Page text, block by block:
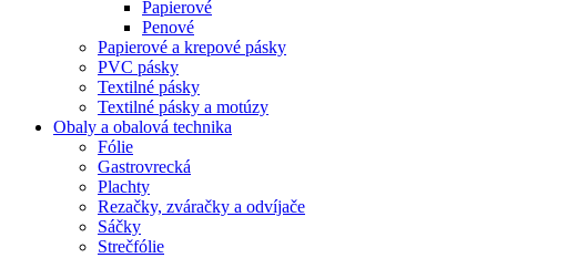
Papierové
Penové
Papierové a krepové pásky
PVC pásky
Textilné pásky
Textilné pásky a motúzy
Obaly a obalová technika
Fólie
Gastrovrecká
Plachty
Rezačky, zváračky a odvíjače
Sáčky
Strečfólie